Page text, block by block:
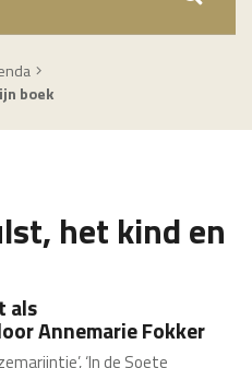
boek
het kind en
als
Annemarie Fokker
‘In de Soete